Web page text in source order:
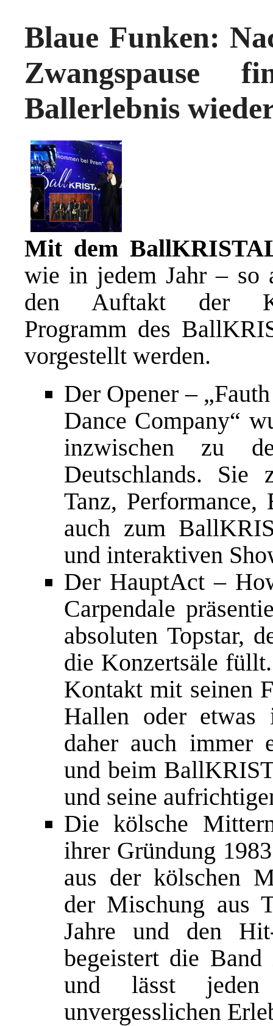
Blaue Funken:
Zwangspause
Ballerlebnis
Mit dem
wie in jedem Jahr – so
den Auftakt der
Programm des
vorgestellt werden.
Der Opener –
Dance Company“
inzwischen zu
Deutschlands. Sie
Tanz, Performance,
auch zum
und interaktiven
Der HauptAct –
Carpendale
absoluten Topstar,
die Konzertsäle
Kontakt mit seinen
Hallen oder
daher auch immer
und beim
und seine
Die kölsche
ihrer Gründung
aus der kölschen
der Mischung aus
Jahre und den
begeistert die
und lässt jeden
unvergesslichen